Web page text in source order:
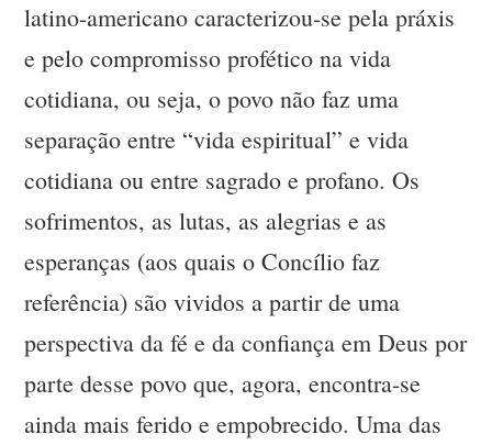
latino-americano caracterizou-se pela práxis
e pelo compromisso profético na vida
cotidiana, ou seja, o povo não faz uma
separação entre “vida espiritual” e vida
cotidiana ou entre sagrado e profano. Os
sofrimentos, as lutas, as alegrias e as
esperanças (aos quais o Concílio faz
referência) são vividos a partir de uma
perspectiva da fé e da confiança em Deus por
parte desse povo que, agora, encontra-se
ainda mais ferido e empobrecido. Uma das